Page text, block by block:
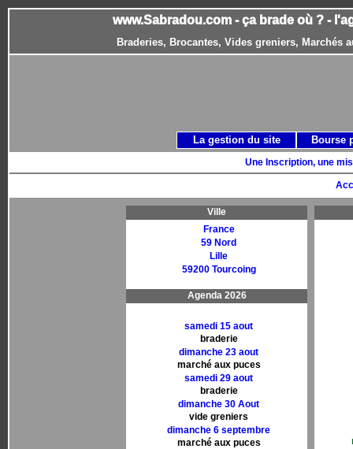
www.Sabradou.com - ça brade où ? -
Braderies, Brocantes, Vides greniers, Marchés
Une Inscription, une
Ville
France
59 Nord
Lille
59200 Tourcoing
Agenda 2026
samedi 15 aout
braderie
dimanche 23 aout
marché aux puces
samedi 29 aout
braderie
dimanche 30 Aout
vide greniers
dimanche 6 septembre
marché aux puces
La gestion du site Bourse